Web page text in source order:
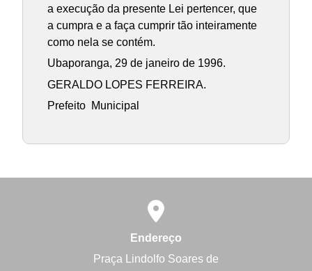
a execução da presente Lei pertencer, que
a cumpra e a faça cumprir tão inteiramente
como nela se contém.
Ubaporanga, 29 de janeiro de 1996.
GERALDO LOPES FERREIRA.
Prefeito Municipal
Endereço
Praça Lindolfo Soares de